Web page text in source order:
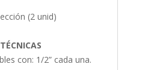
(2 unid)
con: 1/2” cada una.